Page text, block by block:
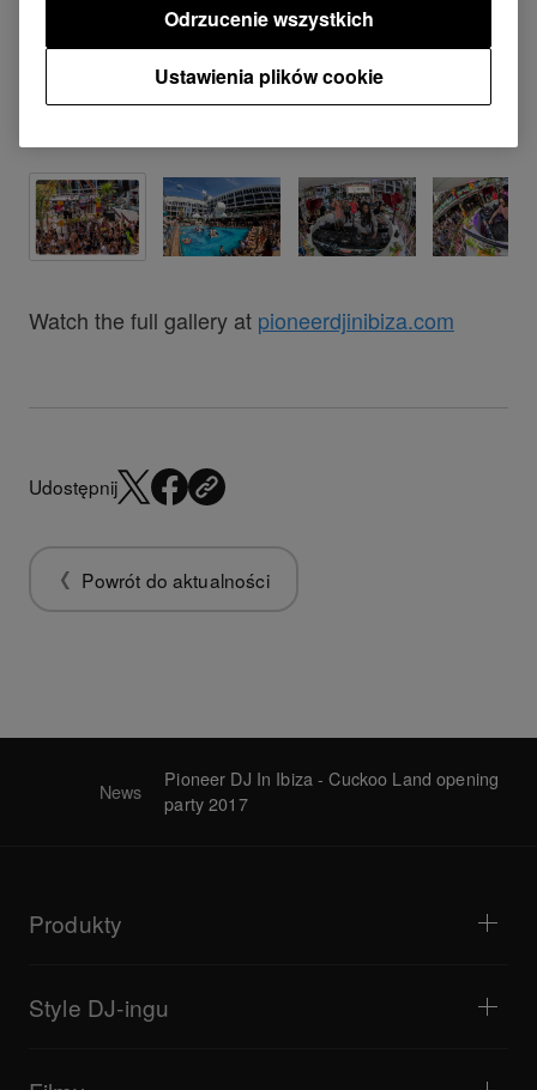
Watch the full gallery at pioneerdjinibiza.com
Udostępnij
Powrót do aktualności
News
Pioneer DJ In Ibiza - Cuckoo Land opening
party 2017
Produkty
Miksery DJ
Systemy all-in-one
Samplery DJ
Style DJ-ingu
Transmisje na żywo
Ustawienia plików cookie
Odrzucenie wszystkich